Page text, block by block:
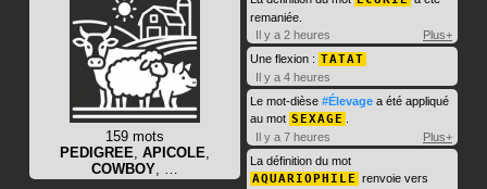
159 mots
PEDIGREE, APICOLE,
COWBOY, …
remaniée.
Il y a 2 heures
Plus+
Une flexion : TATAT
Il y a 4 heures
Le mot-dièse #Élevage a été appliqué
au mot SEXAGE
Il y a 7 heures
Plus+
La définition du mot
AQUARIOPHILE renvoie vers